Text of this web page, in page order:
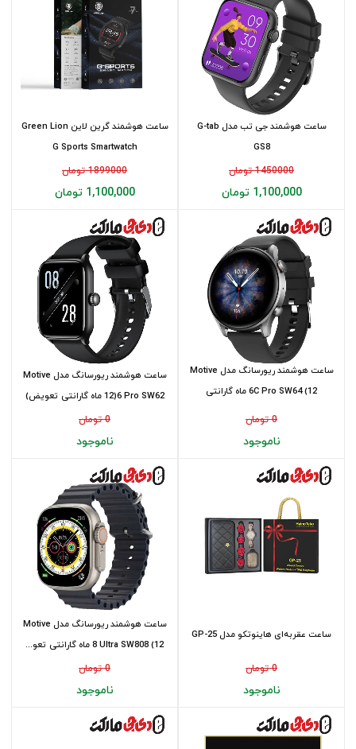
ساعت هوشمند گرین لاین Green Lion
G Sports Smartwatch
1899000 تومان
1,100,000 تومان
ساعت هوشمند جی تب مدل G-tab
GS8
1450000 تومان
1,100,000 تومان
ساعت هوشمند ریورسانگ مدل Motive
6 Pro SW62(12 ماه گارانتی تعویض)
0 تومان
ناموجود
ساعت هوشمند ریورسانگ مدل Motive
6C Pro SW64 (12 ماه گارانتی
0 تومان
ناموجود
ساعت هوشمند ریورسانگ مدل Motive
8 Ultra SW808 (12 ماه گارانتی تعو...
0 تومان
ناموجود
ساعت عقربه‌ای هاینوتکو مدل GP-25
0 تومان
ناموجود